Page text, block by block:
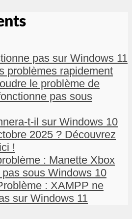
pas sur Windows 11
problèmes rapidement
le problème de
pas sous
t-il sur Windows 10
2025 ? Découvrez
!
: Manette Xbox
sous Windows 10
: XAMPP ne
sur Windows 11